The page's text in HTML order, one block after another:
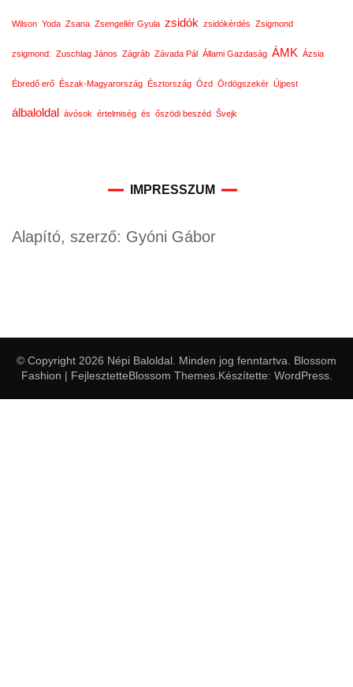
Wilson Yoda Zsana Zsengellér Gyula zsidók zsidókérdés Zsigmond
zsigmond: Zuschlag János Zágráb Závada Pál Állami Gazdaság ÁMK Ázsia
Ébredő erő Észak-Magyarország Észtország Ózd Ördögszekér Újpest
álbaloldal ávósok értelmiség és őszödi beszéd Švejk
IMPRESSZUM
Alapító, szerző: Gyóni Gábor
© Copyright 2026 Népi Baloldal . Minden jog fenntartva.
Blossom
Fashion | FejlesztetteBlossom Themes.Készítette: WordPress.